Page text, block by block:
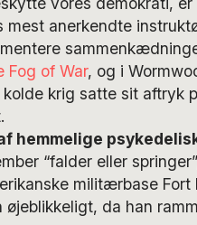
mest anerkendte
Fog of War, og i
krig satte sit aftryk
hemmelige
“falder eller
militærbase
da han